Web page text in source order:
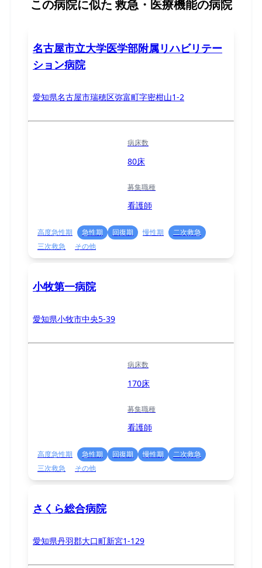
この病院に似た 救急・医療機能の病院
名古屋市立大学医学部附属リハビリテー
ション病院
愛知県名古屋市瑞穂区弥富町字密柑山1-2
病床数
80床
募集職種
看護師
高度急性期 急性期 回復期 慢性期
二次救急
三次救急
その他
小牧第一病院
愛知県小牧市中央5-39
病床数
170床
募集職種
看護師
高度急性期 急性期 回復期 慢性期
二次救急
三次救急
その他
さくら総合病院
愛知県丹羽郡大口町新宮1-129